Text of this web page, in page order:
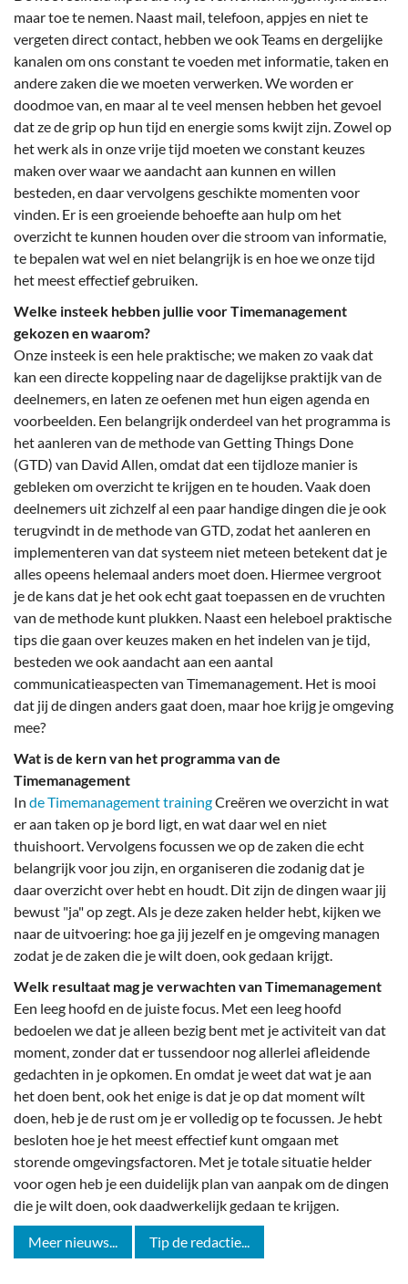
maar toe te nemen. Naast mail, telefoon, appjes en niet te
vergeten direct contact, hebben we ook Teams en dergelijke
kanalen om ons constant te voeden met informatie, taken en
andere zaken die we moeten verwerken. We worden er
doodmoe van, en maar al te veel mensen hebben het gevoel
dat ze de grip op hun tijd en energie soms kwijt zijn. Zowel op
het werk als in onze vrije tijd moeten we constant keuzes
maken over waar we aandacht aan kunnen en willen
besteden, en daar vervolgens geschikte momenten voor
vinden. Er is een groeiende behoefte aan hulp om het
overzicht te kunnen houden over die stroom van informatie,
te bepalen wat wel en niet belangrijk is en hoe we onze tijd
het meest effectief gebruiken.
Welke insteek hebben jullie voor Timemanagement
gekozen en waarom?
Onze insteek is een hele praktische; we maken zo vaak dat
kan een directe koppeling naar de dagelijkse praktijk van de
deelnemers, en laten ze oefenen met hun eigen agenda en
voorbeelden. Een belangrijk onderdeel van het programma is
het aanleren van de methode van Getting Things Done
(GTD) van David Allen, omdat dat een tijdloze manier is
gebleken om overzicht te krijgen en te houden. Vaak doen
deelnemers uit zichzelf al een paar handige dingen die je ook
terugvindt in de methode van GTD, zodat het aanleren en
implementeren van dat systeem niet meteen betekent dat je
alles opeens helemaal anders moet doen. Hiermee vergroot
je de kans dat je het ook echt gaat toepassen en de vruchten
van de methode kunt plukken. Naast een heleboel praktische
tips die gaan over keuzes maken en het indelen van je tijd,
besteden we ook aandacht aan een aantal
communicatieaspecten van Timemanagement. Het is mooi
dat jij de dingen anders gaat doen, maar hoe krijg je omgeving
mee?
Wat is de kern van het programma van de
Timemanagement
In de Timemanagement trainingCreëren we overzicht in wat
er aan taken op je bord ligt, en wat daar wel en niet
thuishoort. Vervolgens focussen we op de zaken die echt
belangrijk voor jou zijn, en organiseren die zodanig dat je
daar overzicht over hebt en houdt. Dit zijn de dingen waar jij
bewust "ja" op zegt. Als je deze zaken helder hebt, kijken we
naar de uitvoering: hoe ga jij jezelf en je omgeving managen
zodat je de zaken die je wilt doen, ook gedaan krijgt.
Welk resultaat mag je verwachten van Timemanagement
Een leeg hoofd en de juiste focus. Met een leeg hoofd
bedoelen we dat je alleen bezig bent met je activiteit van dat
moment, zonder dat er tussendoor nog allerlei afleidende
gedachten in je opkomen. En omdat je weet dat wat je aan
het doen bent, ook het enige is dat je op dat moment wílt
doen, heb je de rust om je er volledig op te focussen. Je hebt
besloten hoe je het meest effectief kunt omgaan met
storende omgevingsfactoren. Met je totale situatie helder
voor ogen heb je een duidelijk plan van aanpak om de dingen
die je wilt doen, ook daadwerkelijk gedaan te krijgen.
Meer nieuws... Tip de redactie...